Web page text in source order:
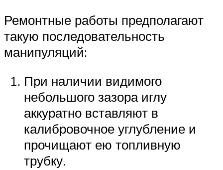
Ремонтные работы предполагают
такую последовательность
манипуляций:
При наличии видимого
небольшого зазора иглу
аккуратно вставляют в
калибровочное углубление и
прочищают ею топливную
трубку.